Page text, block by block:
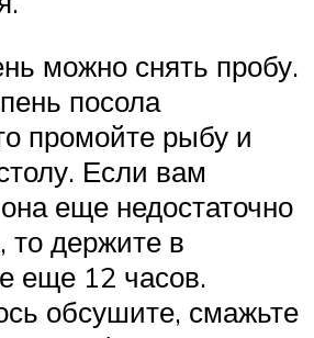
можно снять пробу.
посола
промойте рыбу и
Если вам
еще недостаточно
то держите в
еще 12 часов.
обсушите, смажьте